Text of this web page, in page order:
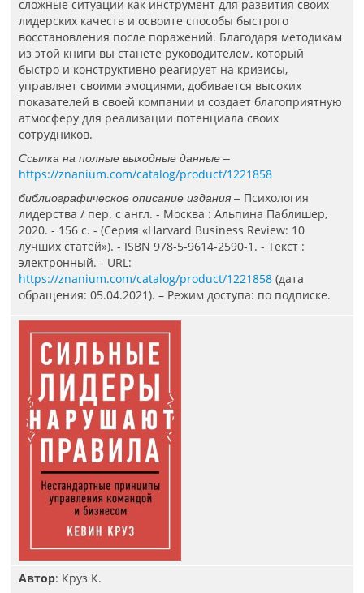
сложные ситуации как инструмент для развития своих
лидерских качеств и освоите способы быстрого
восстановления после поражений. Благодаря методикам
из этой книги вы станете руководителем, который
быстро и конструктивно реагирует на кризисы,
управляет своими эмоциями, добивается высоких
показателей в своей компании и создает благоприятную
атмосферу для реализации потенциала своих
сотрудников.
Ссылка на полные выходные данные –
https://znanium.com/catalog/product/1221858
библиографическое описание издания – Психология
лидерства / пер. с англ. - Москва : Альпина Паблишер,
2020. - 156 с. - (Серия «Harvard Business Review: 10
лучших статей»). - ISBN 978-5-9614-2590-1. - Текст :
электронный. - URL:
https://znanium.com/catalog/product/1221858 (дата
обращения: 05.04.2021). – Режим доступа: по подписке.
Автор: Круз К.